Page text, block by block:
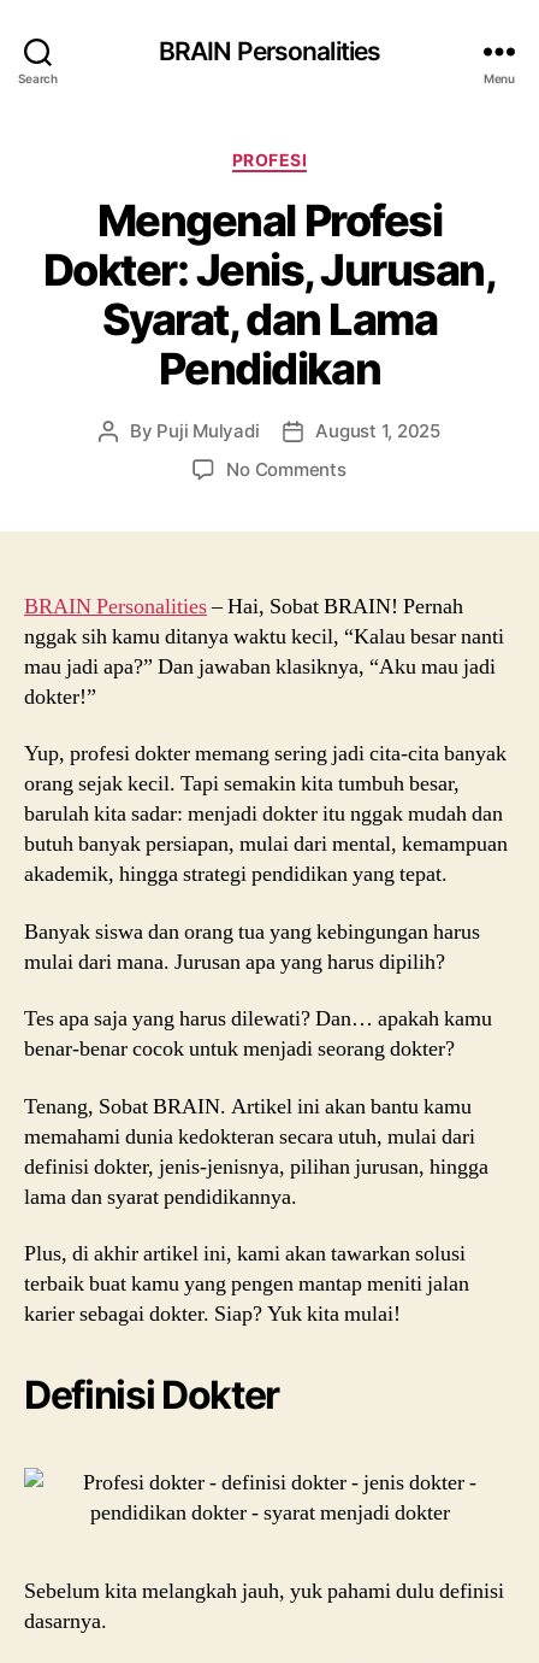
Search
BRAIN Personalities
Menu
Categories
PROFESI
Mengenal Profesi
Dokter: Jenis, Jurusan,
Syarat, dan Lama
Pendidikan
Post
By Puji Mulyadi
PostAugust 1, 2025
No Commentson
Jurusan,
Syarat,
Lama
BRAIN Personalities– Hai, Sobat BRAIN! Pernah
nggak sih kamu ditanya waktu kecil, “Kalau besar nanti
mau jadi apa?” Dan jawaban klasiknya, “Aku mau jadi
dokter!”
Yup, profesi dokter memang sering jadi cita-cita banyak
orang sejak kecil. Tapi semakin kita tumbuh besar,
barulah kita sadar: menjadi dokter itu nggak mudah dan
butuh banyak persiapan, mulai dari mental, kemampuan
akademik, hingga strategi pendidikan yang tepat.
Banyak siswa dan orang tua yang kebingungan harus
mulai dari mana. Jurusan apa yang harus dipilih?
Tes apa saja yang harus dilewati? Dan… apakah kamu
benar-benar cocok untuk menjadi seorang dokter?
Tenang, Sobat BRAIN. Artikel ini akan bantu kamu
memahami dunia kedokteran secara utuh, mulai dari
definisi dokter, jenis-jenisnya, pilihan jurusan, hingga
lama dan syarat pendidikannya.
Plus, di akhir artikel ini, kami akan tawarkan solusi
terbaik buat kamu yang pengen mantap meniti jalan
karier sebagai dokter. Siap? Yuk kita mulai!
Definisi Dokter
Sebelum kita melangkah jauh, yuk pahami dulu definisi
dasarnya.